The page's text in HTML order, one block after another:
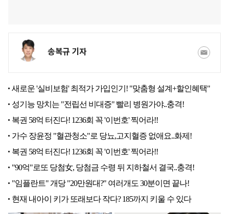
송복규 기자